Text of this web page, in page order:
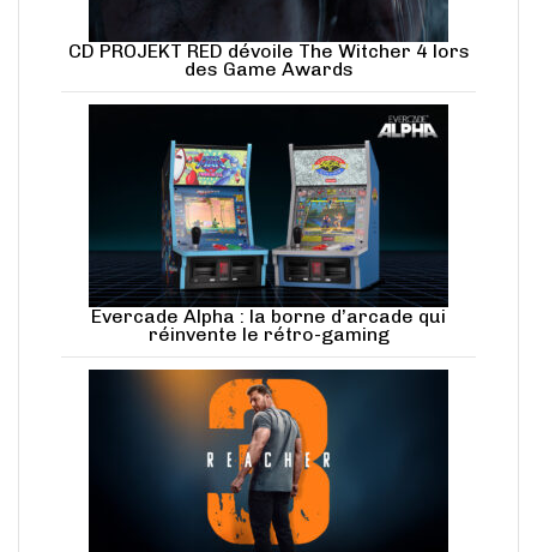
CD PROJEKT RED dévoile The Witcher 4 lors
des Game Awards
Evercade Alpha : la borne d’arcade qui
réinvente le rétro-gaming